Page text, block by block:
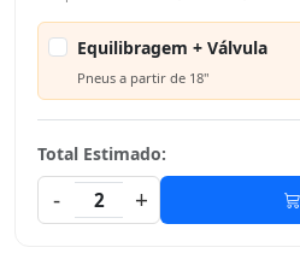
Equilibragem + Válvula
Pneus a partir de 18"
Total Estimado:
-
2 +